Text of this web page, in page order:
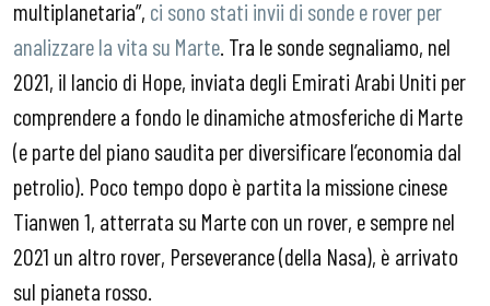
multiplanetaria”, ci sono stati invii di sonde e rover per
analizzare la vita su Marte . Tra le sonde segnaliamo, nel
2021, il lancio di Hope, inviata degli Emirati Arabi Uniti per
comprendere a fondo le dinamiche atmosferiche di Marte
(e parte del piano saudita per diversificare l’economia dal
petrolio). Poco tempo dopo è partita la missione cinese
Tianwen 1, atterrata su Marte con un rover, e sempre nel
2021 un altro rover, Perseverance (della Nasa), è arrivato
sul pianeta rosso.